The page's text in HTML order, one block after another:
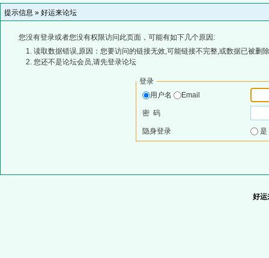
提示信息 » 好运来论坛
您没有登录或者您没有权限访问此页面，可能有如下几个原因:
读取数据错误,原因：您要访问的链接无效,可能链接不完整,或数据已被删
您还不是论坛会员,请先登录论坛
登录
用户名
Email
密 码
隐身登录
好